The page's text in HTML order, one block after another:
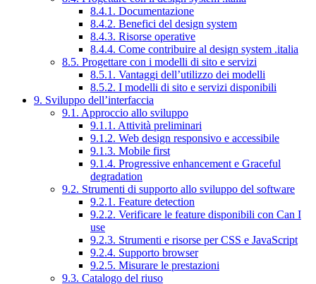
8.4.1. Documentazione
8.4.2. Benefici del design system
8.4.3. Risorse operative
8.4.4. Come contribuire al design system .italia
8.5. Progettare con i modelli di sito e servizi
8.5.1. Vantaggi dell’utilizzo dei modelli
8.5.2. I modelli di sito e servizi disponibili
9. Sviluppo dell’interfaccia
9.1. Approccio allo sviluppo
9.1.1. Attività preliminari
9.1.2. Web design responsivo e accessibile
9.1.3. Mobile first
9.1.4. Progressive enhancement e Graceful
degradation
9.2. Strumenti di supporto allo sviluppo del software
9.2.1. Feature detection
9.2.2. Verificare le feature disponibili con Can I
use
9.2.3. Strumenti e risorse per CSS e JavaScript
9.2.4. Supporto browser
9.2.5. Misurare le prestazioni
9.3. Catalogo del riuso